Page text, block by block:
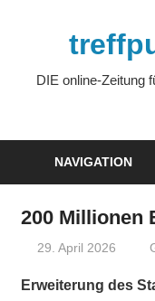
DIE online-Zeitung
NAVIGATION
200 Millionen
29. April 2026
Erweiterung des